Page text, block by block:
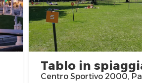
Tablo in
Centro Sportivo 2000,